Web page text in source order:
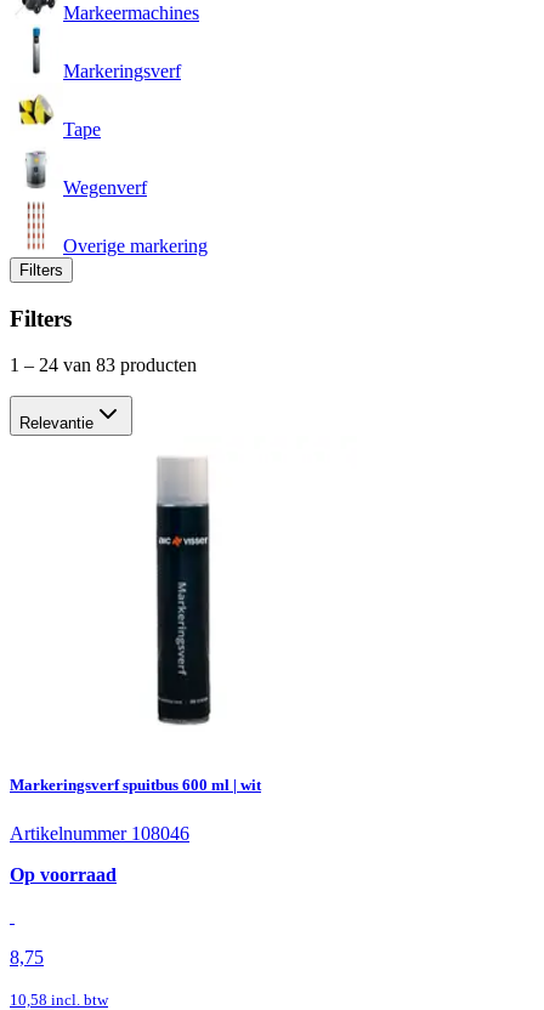
Markeermachines
Markeringsverf
Tape
Wegenverf
Overige markering
Filters
Filters
1 – 24 van 83 producten
Relevantie
Markeringsverf spuitbus 600 ml | wit
Artikelnummer 108046
Op voorraad
8,75
10,58 incl. btw